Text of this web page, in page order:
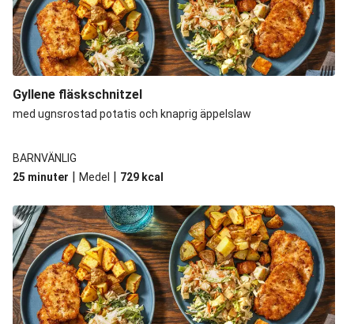
Gyllene fläskschnitzel
med ugnsrostad potatis och knaprig äppelslaw
BARNVÄNLIG
25 minuter | Medel | 729 kcal